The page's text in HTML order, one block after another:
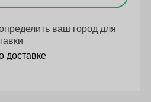
ваш город для
доставке